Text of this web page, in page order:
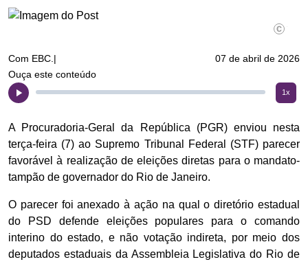
Com EBC.|
07 de abril de 2026
Ouça este conteúdo
1x
A Procuradoria-Geral da República (PGR) enviou nesta
terça-feira (7) ao Supremo Tribunal Federal (STF) parecer
favorável à realização de eleições diretas para o mandato-
tampão de governador do Rio de Janeiro.
O parecer foi anexado à ação na qual o diretório estadual
do PSD defende eleições populares para o comando
interino do estado, e não votação indireta, por meio dos
deputados estaduais da Assembleia Legislativa do Rio de